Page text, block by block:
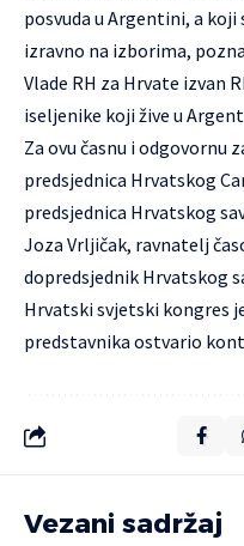
posvuda u Argentini, a
izravno na izborima,
Vlade RH za Hrvate izvan
iseljenike koji žive u
Za ovu časnu i odgovornu
predsjednica Hrvatskog
predsjednica Hrvatskog
Joza Vrljičak, ravnatelj
dopredsjednik Hrvatskog
Hrvatski svjetski kongres
predstavnika ostvario
Vezani sadržaj